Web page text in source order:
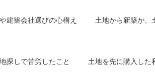
建築会社選びの心構え 土地から新築か、
探しで苦労したこと 土地を先に購入した